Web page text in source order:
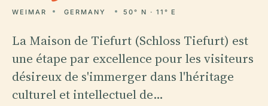
WEIMAR GERMANY 50° N · 11° E
La Maison de Tiefurt (Schloss Tiefurt) est
une étape par excellence pour les visiteurs
désireux de s'immerger dans l'héritage
culturel et intellectuel de…